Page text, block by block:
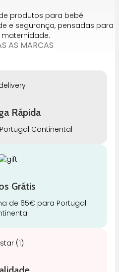
produtos para bebé
e segurança, pensadas para
AS MARCAS
Rápida
Continental
Grátis
de 65€ para Portugal